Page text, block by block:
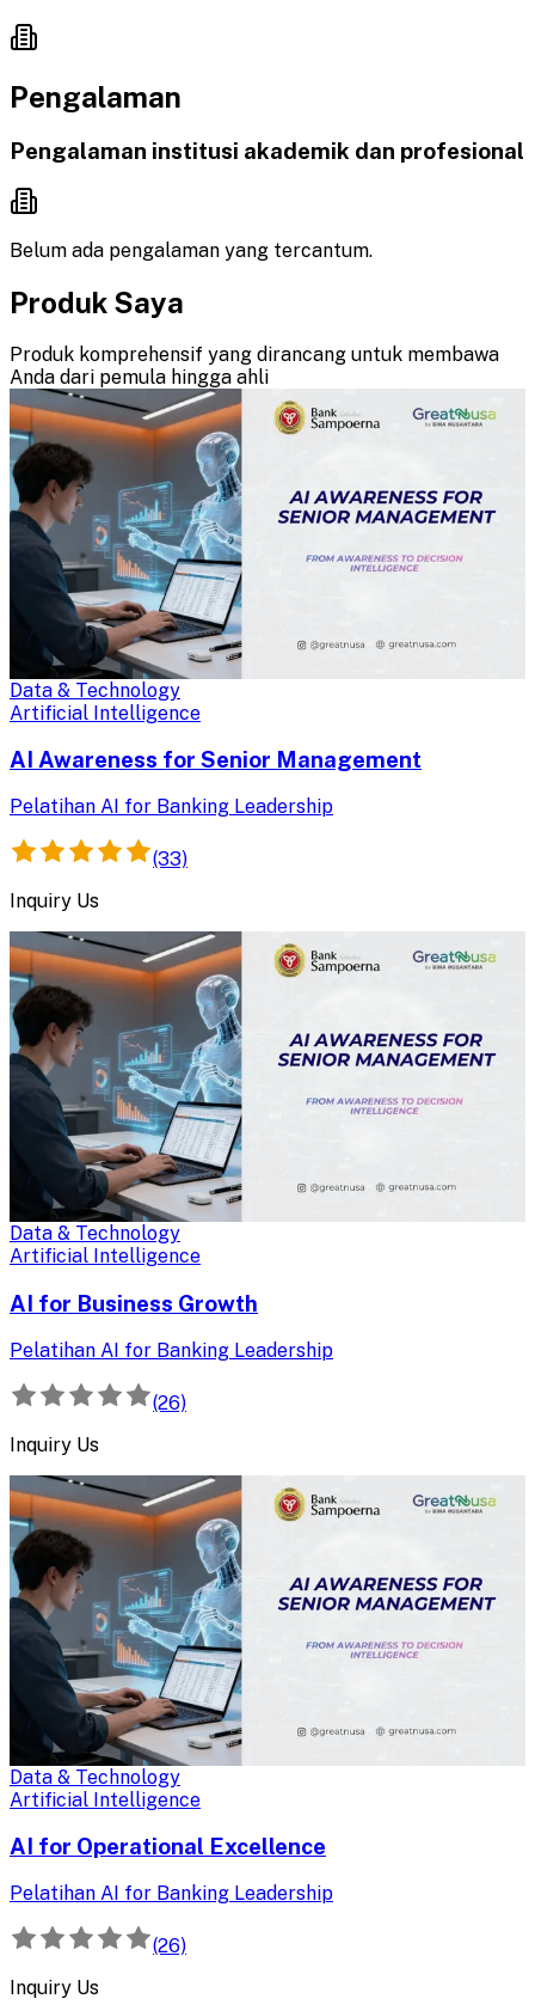
Pengalaman
Pengalaman institusi akademik dan profesional
Belum ada pengalaman yang tercantum.
Produk Saya
Produk komprehensif yang dirancang untuk membawa
Anda dari pemula hingga ahli
Data & Technology
Artificial Intelligence
AI Awareness for Senior Management
Pelatihan AI for Banking Leadership
(33)
Inquiry Us
Data & Technology
Artificial Intelligence
AI for Business Growth
Pelatihan AI for Banking Leadership
(26)
Inquiry Us
Data & Technology
Artificial Intelligence
AI for Operational Excellence
Pelatihan AI for Banking Leadership
(26)
Inquiry Us